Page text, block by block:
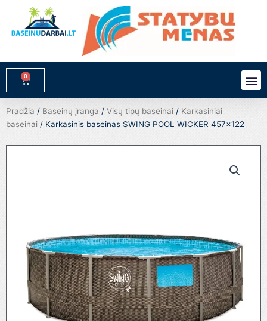
turinio
0
Cart
Pradžia / Baseinų įranga / Visų tipų baseinai / Karkasiniai
baseinai / Karkasinis baseinas SWING POOL WICKER 457×122